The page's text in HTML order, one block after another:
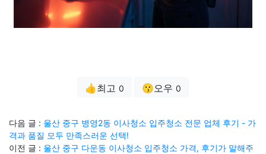
👍최고 0 😗오우 0
다음 글 : 울산 중구 병영2동 이사청소 입주청소 전문 업체 후기 - 가
격과 품질 모두 만족스러운 선택!
이전 글 : 울산 중구 다운동 이사청소 입주청소 가격, 후기가 말해주